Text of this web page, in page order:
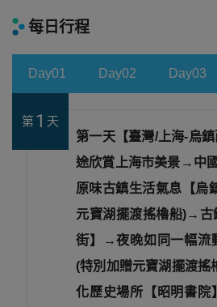
每日行程
Day01 Day02 Day03
第 1 天
第一天【臺灣/上海-烏
途欣賞上海市美景→中
原味古鎮生活氣息【烏
元寶湖擺渡搖櫓船)→古
街】→夜晚如同一幅流
(特別加贈元寶湖擺渡
化歷史場所【昭明書